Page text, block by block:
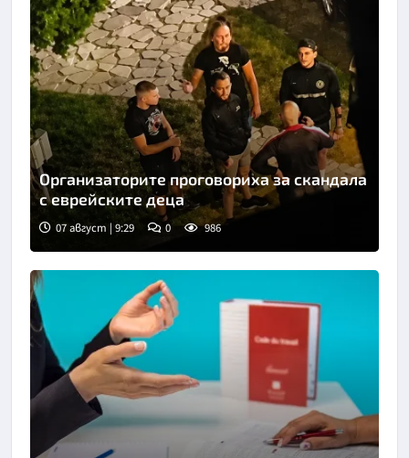
Организаторите проговориха за скандала
с еврейските деца
07 август | 9:29 0 986